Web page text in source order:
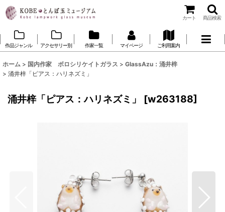
カート 商品検索
作品ジャンル アクセサリー別 作家一覧 マイページ ご利用案内
ホーム > 国内作家 ボロシリケイトガラス > GlassAzu：涌井梓
> 涌井梓「ピアス：ハリネズミ」
涌井梓「ピアス：ハリネズミ」 [w263188]